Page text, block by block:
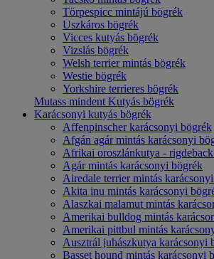
Törpespicc mintájú bögrék
Uszkáros bögrék
Vicces kutyás bögrék
Vizslás bögrék
Welsh terrier mintás bögrék
Westie bögrék
Yorkshire terrieres bögrék
Mutass mindent Kutyás bögrék
Karácsonyi kutyás bögrék
Affenpinscher karácsonyi bögrék
Afgán agár mintás karácsonyi
Afrikai oroszlánkutya -
Agár mintás karácsonyi bögrék
Airedale terrier mintás
Akita inu mintás karácsonyi
Alaszkai malamut mintás
Amerikai bulldog mintás
Amerikai pittbul mintás
Ausztrál juhászkutya karácsonyi
Basset hound mintás karácsonyi